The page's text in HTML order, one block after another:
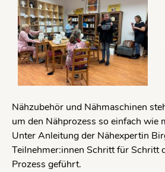
Nähzubehör und Nähmaschinen
um den Nähprozess so einfach wie
Unter Anleitung der Nähexpertin
Teilnehmer:innen Schritt für Schritt
Prozess geführt.